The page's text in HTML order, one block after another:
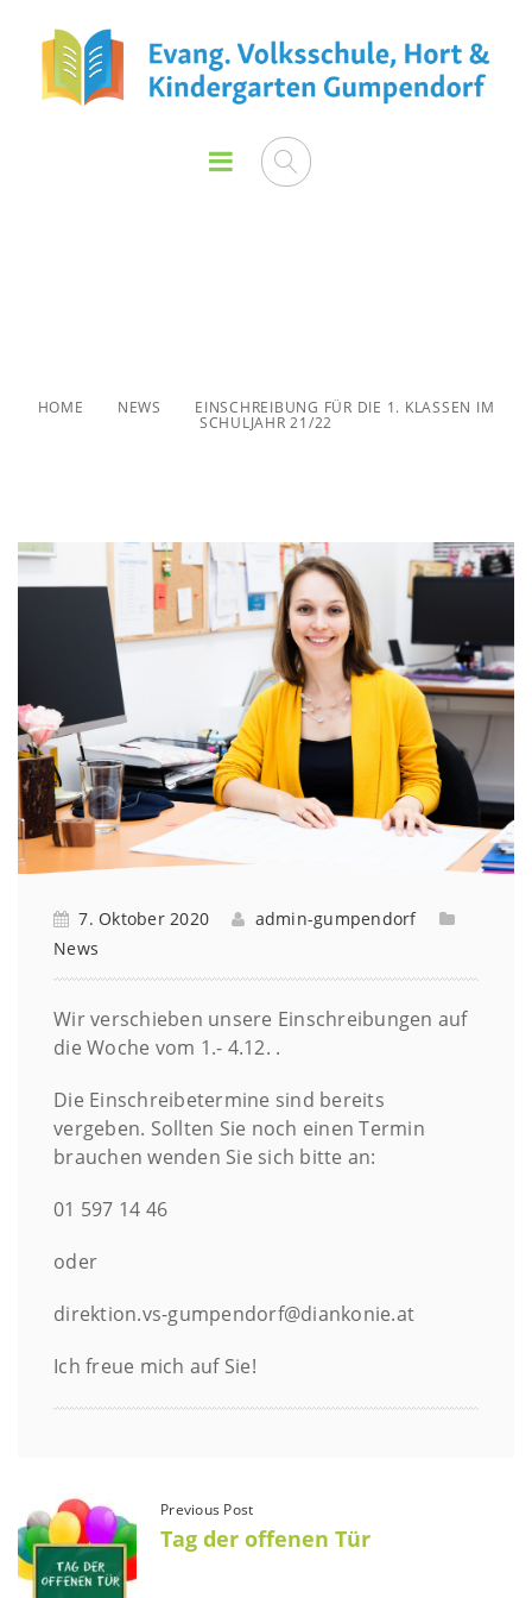
HOME NEWS EINSCHREIBUNG FÜR DIE 1. KLASSEN IM
SCHULJAHR 21/22
7. Oktober 2020
admin-gumpendorf
News
Wir verschieben unsere Einschreibungen auf
die Woche vom 1.- 4.12. .
Die Einschreibetermine sind bereits
vergeben. Sollten Sie noch einen Termin
brauchen wenden Sie sich bitte an:
01 597 14 46
oder
direktion.vs-gumpendorf@diankonie.at
Ich freue mich auf Sie!
Previous Post
Tag der offenen Tür